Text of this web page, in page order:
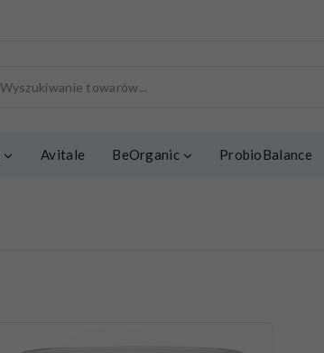
Avitale BeOrganic ProbioBalance